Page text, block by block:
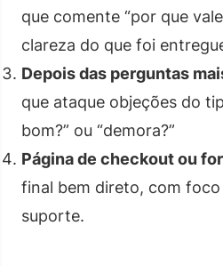
que comente “por que
clareza do que foi
Depois das perguntas
que ataque objeções do
bom?” ou “demora?”
Página de checkout ou
final bem direto, com
suporte.